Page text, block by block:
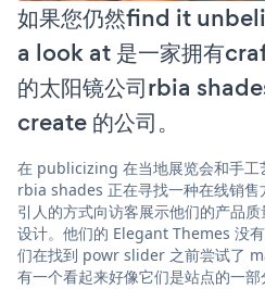
如果您仍然find it
a look at 是一家拥有
的太阳镜公司rbia
create 的公司。
在 publicizing 在当地展览会和手工
rbia shades 正在寻找一种在线销
引人的方式向访客展示他们的产品
设计。他们的 Elegant Themes 没
们在找到 powr slider 之前尝试了
有一个看起来好像它们是站点的一部